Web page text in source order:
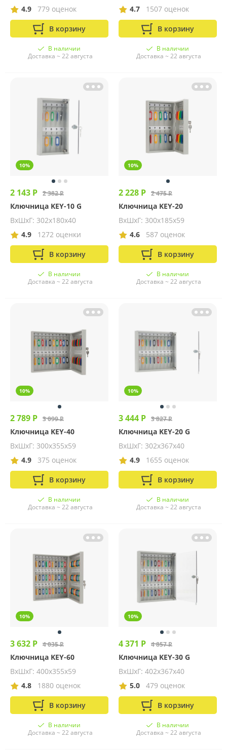
4.9
779 оценок
В корзину
В наличии
Доставка ~ 22 августа
4.7
1507 оценок
В корзину
В наличии
Доставка ~ 22 августа
10%
2 143 Р 2 382 Р
Ключница KEY-10 G
ВхШхГ: 302х180х40
4.9
1272 оценки
В корзину
В наличии
Доставка ~ 22 августа
10%
2 228 Р 2 475 Р
Ключница KEY-20
ВхШхГ: 300х185х59
4.6
587 оценок
В корзину
В наличии
Доставка ~ 22 августа
10%
2 789 Р 3 099 Р
Ключница KEY-40
ВхШхГ: 300х355х59
4.9
375 оценок
В корзину
В наличии
Доставка ~ 22 августа
10%
3 444 Р 3 827 Р
Ключница KEY-20 G
ВхШхГ: 302х367х40
4.9
1655 оценок
В корзину
В наличии
Доставка ~ 22 августа
10%
3 632 Р 4 035 Р
Ключница KEY-60
ВхШхГ: 400х355х59
4.8
1880 оценок
В корзину
В наличии
Доставка ~ 22 августа
10%
4 371 Р 4 857 Р
Ключница KEY-30 G
ВхШхГ: 402х367х40
5.0
479 оценок
В корзину
В наличии
Доставка ~ 22 августа